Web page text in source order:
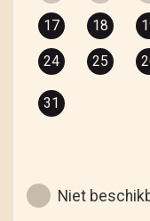
17 18
24 25
31
Niet